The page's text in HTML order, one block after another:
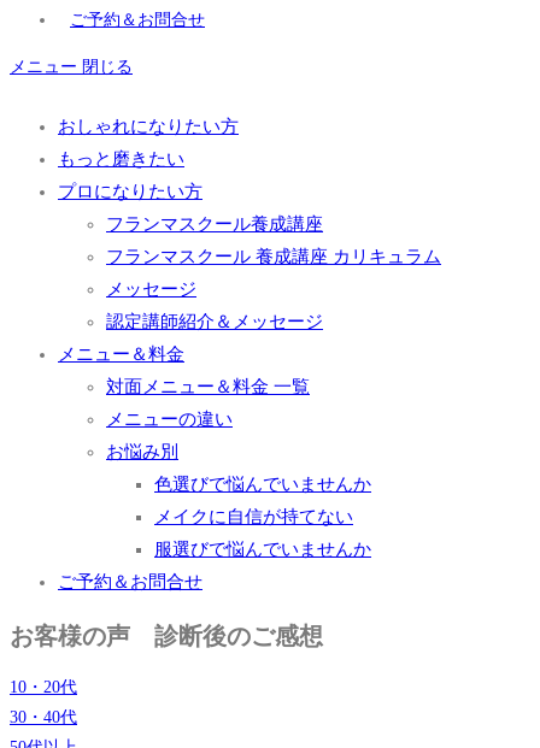
ご予約＆お問合せ
メニュー 閉じる
おしゃれになりたい方
もっと磨きたい
プロになりたい方
フランマスクール養成講座
フランマスクール 養成講座 カリキュラム
メッセージ
認定講師紹介＆メッセージ
メニュー＆料金
対面メニュー＆料金 一覧
メニューの違い
お悩み別
色選びで悩んでいませんか
メイクに自信が持てない
服選びで悩んでいませんか
ご予約＆お問合せ
お客様の声 診断後のご感想
10・20代
30・40代